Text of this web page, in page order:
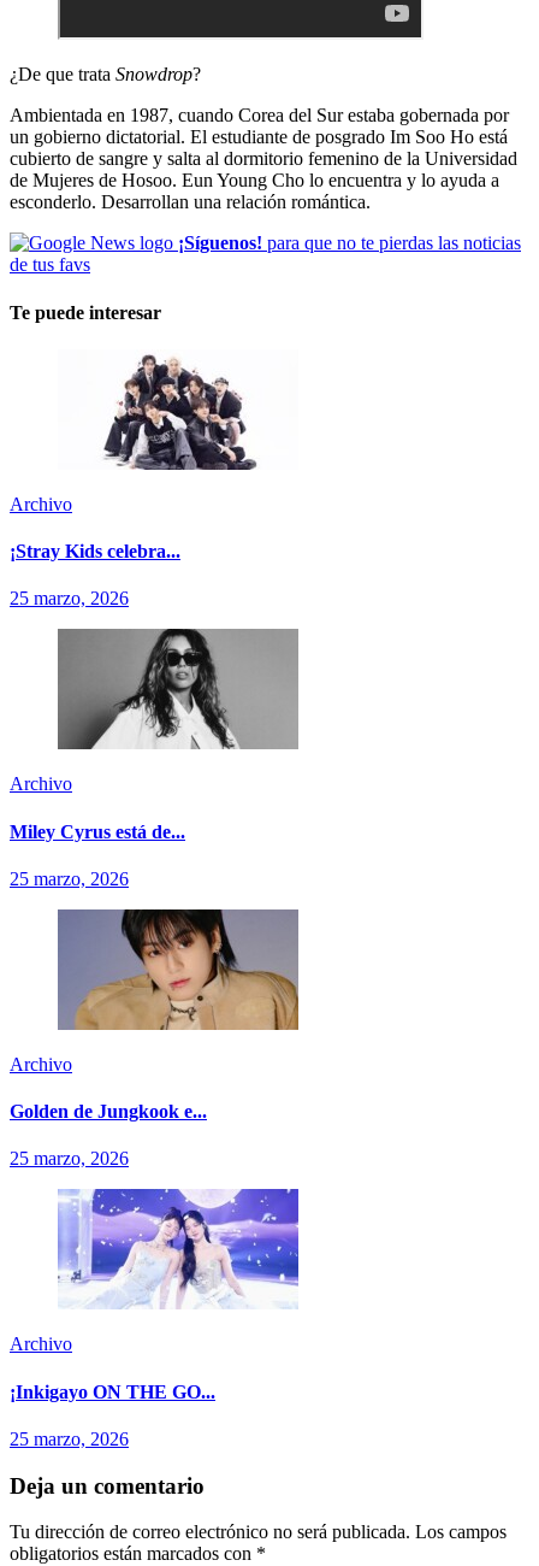
¿De que trata Snowdrop?
Ambientada en 1987, cuando Corea del Sur estaba gobernada por
un gobierno dictatorial. El estudiante de posgrado Im Soo Ho está
cubierto de sangre y salta al dormitorio femenino de la Universidad
de Mujeres de Hosoo. Eun Young Cho lo encuentra y lo ayuda a
esconderlo. Desarrollan una relación romántica.
¡Síguenos! para que no te pierdas las noticias
de tus favs
Te puede interesar
Archivo
¡Stray Kids celebra...
25 marzo, 2026
Archivo
Miley Cyrus está de...
25 marzo, 2026
Archivo
Golden de Jungkook e...
25 marzo, 2026
Archivo
¡Inkigayo ON THE GO...
25 marzo, 2026
Deja un comentario
Tu dirección de correo electrónico no será publicada. Los campos
obligatorios están marcados con *